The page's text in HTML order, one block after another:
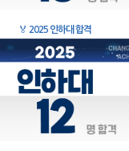
🏅 2025 인하대 합격